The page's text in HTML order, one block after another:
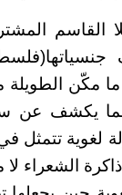
القاسم
مكّن الطويلة
يكشف عن
لغوية تتمثل
الشعراء لا